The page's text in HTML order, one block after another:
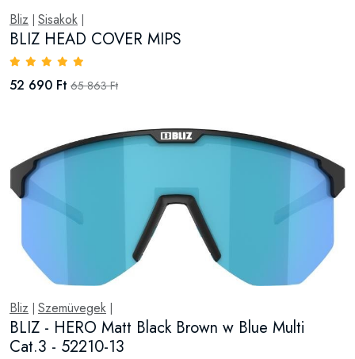
Bliz | Sisakok |
BLIZ HEAD COVER MIPS
52 690 Ft 65 863 Ft
Bliz | Szemüvegek |
BLIZ - HERO Matt Black Brown w Blue Multi
Cat.3 - 52210-13